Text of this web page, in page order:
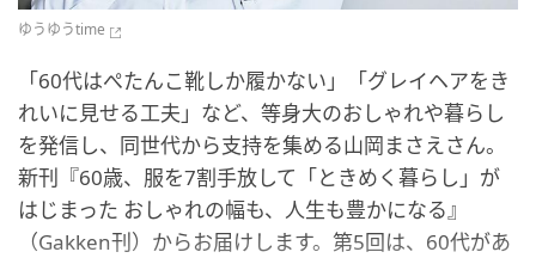
ゆうゆうtime
「60代はぺたんこ靴しか履かない」「グレイヘアをき
れいに見せる工夫」など、等身大のおしゃれや暮らし
を発信し、同世代から支持を集める山岡まさえさん。
新刊『60歳、服を7割手放して「ときめく暮らし」が
はじまった おしゃれの幅も、人生も豊かになる』
（Gakken刊）からお届けします。第5回は、60代があ